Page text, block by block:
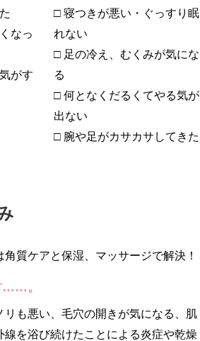
なっ
がす
□ 寝つきが悪い・ぐっすり眠
れない
□ 足の冷え、むくみが気にな
る
□ 何となくだるくてやる気が
出ない
□ 腕や足がカサカサしてきた
質ケアと保湿、マッサージで解決！
……。
も悪い、毛穴の開きが気になる、肌
を浴び続けたことによる炎症や乾燥